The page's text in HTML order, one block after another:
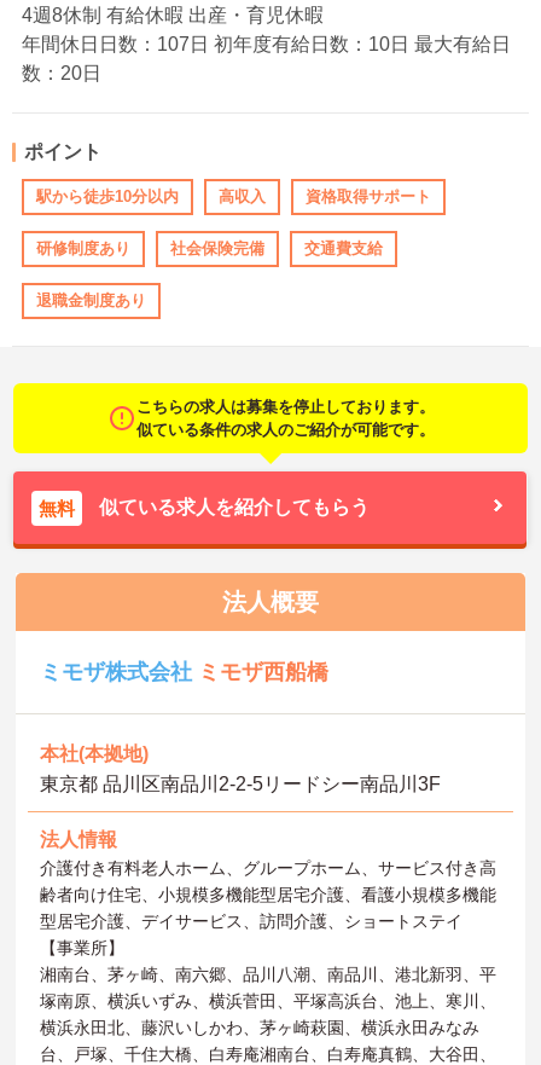
4週8休制 有給休暇 出産・育児休暇
年間休日日数：107日 初年度有給日数：10日 最大有給日
数：20日
ポイント
駅から徒歩10分以内 高収入 資格取得サポート
研修制度あり 社会保険完備 交通費支給
退職金制度あり
こちらの求人は募集を停止しております。
似ている条件の求人のご紹介が可能です。
無料 似ている求人を紹介してもらう
法人概要
ミモザ株式会社 ミモザ西船橋
本社(本拠地)
東京都 品川区南品川2-2-5リードシー南品川3F
法人情報
介護付き有料老人ホーム、グループホーム、サービス付き高
齢者向け住宅、小規模多機能型居宅介護、看護小規模多機能
型居宅介護、デイサービス、訪問介護、ショートステイ
【事業所】
湘南台、茅ヶ崎、南六郷、品川八潮、南品川、港北新羽、平
塚南原、横浜いずみ、横浜菅田、平塚高浜台、池上、寒川、
横浜永田北、藤沢いしかわ、茅ヶ崎萩園、横浜永田みなみ
台、戸塚、千住大橋、白寿庵湘南台、白寿庵真鶴、大谷田、